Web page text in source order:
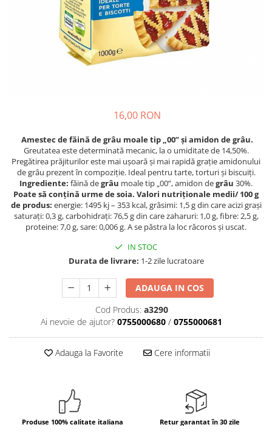
Fructe si legume din Italia
Sosuri Italiene
Sosuri de rosii si pasta de tomate
Dulciuri italiene
Biscuiti italieni
Prajituri, napolitane, cornuri
italiene
Bomboane italiene
Ciocolata italiana
Bauturi aperitive, alcoolice
Apa italiana
Sucuri si bauturi racoritoare
Pandoro si Balocco
Produse fara gluten
Hartie igienica
Solutii curatat suprafete baie
Solutii anticalcar
Solutie curatat geamuri
Parfum, odorizant camera
Solutii anti insecte
Geluri de dus pentru Barbati si
Femei din Italia
Spumant de baie
Sapun Lichid sau Solid
Antibacterian Pentru Fata sau
Periute de Dinti
Apa de Gura
Igiena intima
Absorbante
Geluri intime
16,00 RON
Amestec de făină de grâu moale tip „00” și amidon de grâu.
Greutatea este determinată mecanic, la o umiditate de 14,50%.
Pregătirea prăjiturilor este mai ușoară și mai rapidă grație amidonului
de grâu prezent în compoziție. Ideal pentru tarte, torturi și biscuiți.
Ingrediente: făină degrâu moale tip „00”, amidon degrâu 30%.
Poate să conțină urme desoia. Valori nutriționale medii/ 100 g
de produs: energie: 1495 kj – 353 kcal, grăsimi: 1,5 g din care acizi grași
saturați: 0,3 g, carbohidrați: 76,5 g din care zaharuri: 1,0 g, fibre: 2,5 g,
proteine: 7,0 g, sare: 0,006 g. A se păstra la loc răcoros și uscat.
IN STOC
Durata de livrare: 1-2 zile lucratoare
ADAUGA IN COS
Cod Produs: a3290
Ai nevoie de ajutor? 0755000680 / 0755000681
Adauga la Favorite Cere informatii
Produse 100% calitate italiana Retur garantat în 30 zile